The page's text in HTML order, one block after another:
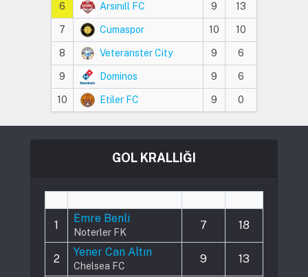
6 Arsınıll FC 9 13
7 Cumaspor 10 10
8 Veteranster City 9 6
9 Dominos 9 6
10 Etiler FC 9 0
GOL KRALLIĞI
1
Emre Benli
Noterler FK
7 18
2
Yener Can Altın
Chelsea FC
9 13